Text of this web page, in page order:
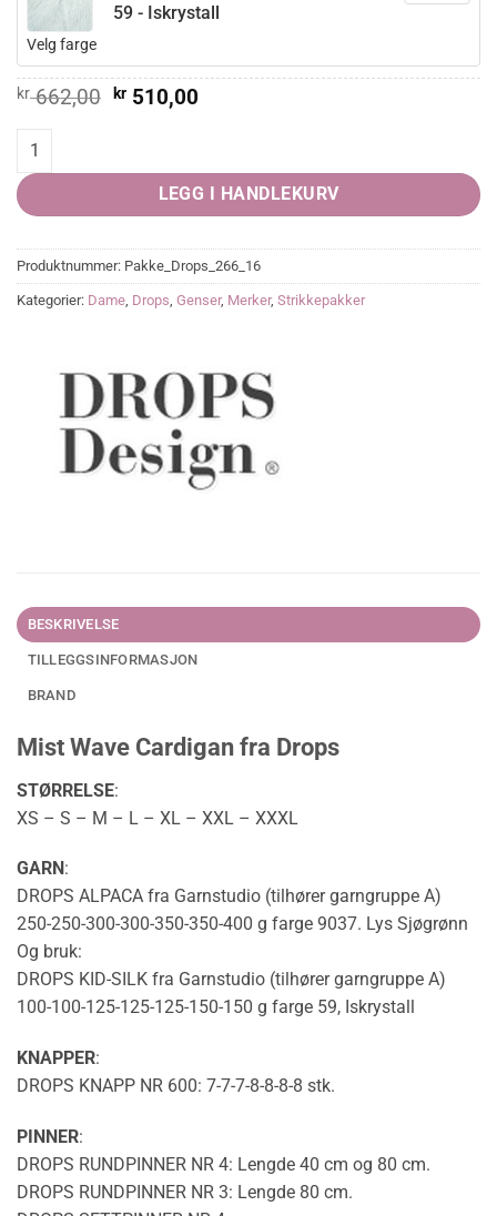
Velg farge
59 - Iskrystall
kr662,00 Opprinnelig
kr510,00Nåværende
Mist Wave Cardigan quantity
LEGG I HANDLEKURV
Produktnummer: Pakke_Drops_266_16
Kategorier: Dame Drops Genser, Merker, Strikkepakker
BESKRIVELSE
TILLEGGSINFORMASJON
BRAND
Mist Wave Cardigan fra Drops
STØRRELSE:
XS – S – M – L – XL – XXL – XXXL
GARN :
DROPS ALPACA fra Garnstudio (tilhører garngruppe A)
250-250-300-300-350-350-400 g farge 9037. Lys Sjøgrønn
Og bruk:
DROPS KID-SILK fra Garnstudio (tilhører garngruppe A)
100-100-125-125-125-150-150 g farge 59, Iskrystall
KNAPPER:
DROPS KNAPP NR 600: 7-7-7-8-8-8-8 stk.
PINNER:
DROPS RUNDPINNER NR 4: Lengde 40 cm og 80 cm.
DROPS RUNDPINNER NR 3: Lengde 80 cm.